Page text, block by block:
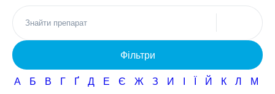
Неврологія
Фармаконагляд
Кар'єра Фільтри
А Б В Г Ґ Д Е Є Ж З И І Ї Й К Л М